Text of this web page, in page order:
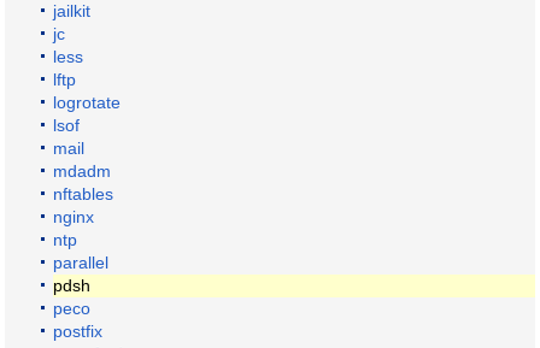
jailkit
jc
less
lftp
logrotate
lsof
mail
mdadm
nftables
nginx
ntp
parallel
pdsh
peco
postfix